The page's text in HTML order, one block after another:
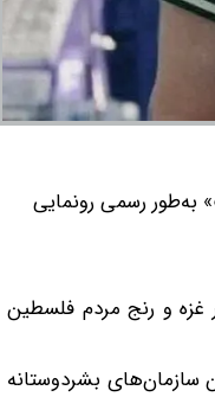
به‌طور رسمی رونمایی
غزه و رنج مردم فلسطین
سازمان‌های بشردوستانه